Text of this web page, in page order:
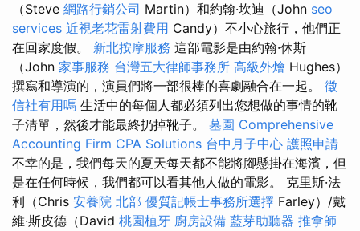
（Steve 網路行銷公司 Martin）和約翰·坎迪（John seo
services 近視老花雷射費用 Candy）不小心旅行，他們正
在回家度假。 新北按摩服務 這部電影是由約翰·休斯
（John 家事服務 台灣五大律師事務所 高級外燴 Hughes）
撰寫和導演的，演員們將一部很棒的喜劇融合在一起。 徵
信社有用嗎 生活中的每個人都必須列出您想做的事情的靴
子清單，然後才能最終扔掉靴子。 墓園 Comprehensive
Accounting Firm CPA Solutions 台中月子中心 護照申請
不幸的是，我們每天的夏天每天都不能將腳懸掛在海濱，但
是在任何時候，我們都可以看其他人做的電影。 克里斯·法
利（Chris 安養院 北部 優質記帳士事務所選擇 Farley）/戴
維·斯皮德（David 桃園植牙 廚房設備 藍芽助聽器 推拿師